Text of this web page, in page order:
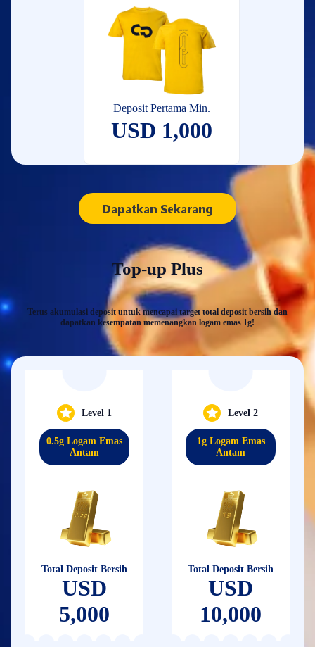
Deposit Pertama Min.
USD 1,000
Dapatkan Sekarang
Top-up Plus
Terus akumulasi deposit untuk mencapai target total deposit bersih dan
dapatkan kesempatan memenangkan logam emas 1g!
Level 1
0.5g Logam Emas
Antam
Total Deposit Bersih
USD
5,000
Level 2
1g Logam Emas
Antam
Total Deposit Bersih
USD
10,000